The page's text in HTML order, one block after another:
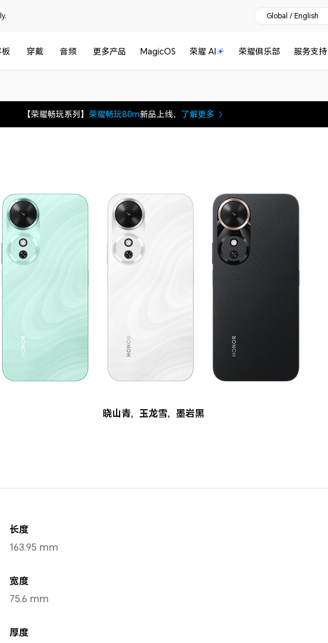
Global / English
穿戴 音频 更多产品 MagicOS 荣耀 AI 荣耀俱乐部 服务支持
【荣耀畅玩系列】 荣耀畅玩80m新品上线， 了解更多
晓山青 玉龙雪 墨岩黑
长度
163.95 mm
宽度
75.6 mm
厚度